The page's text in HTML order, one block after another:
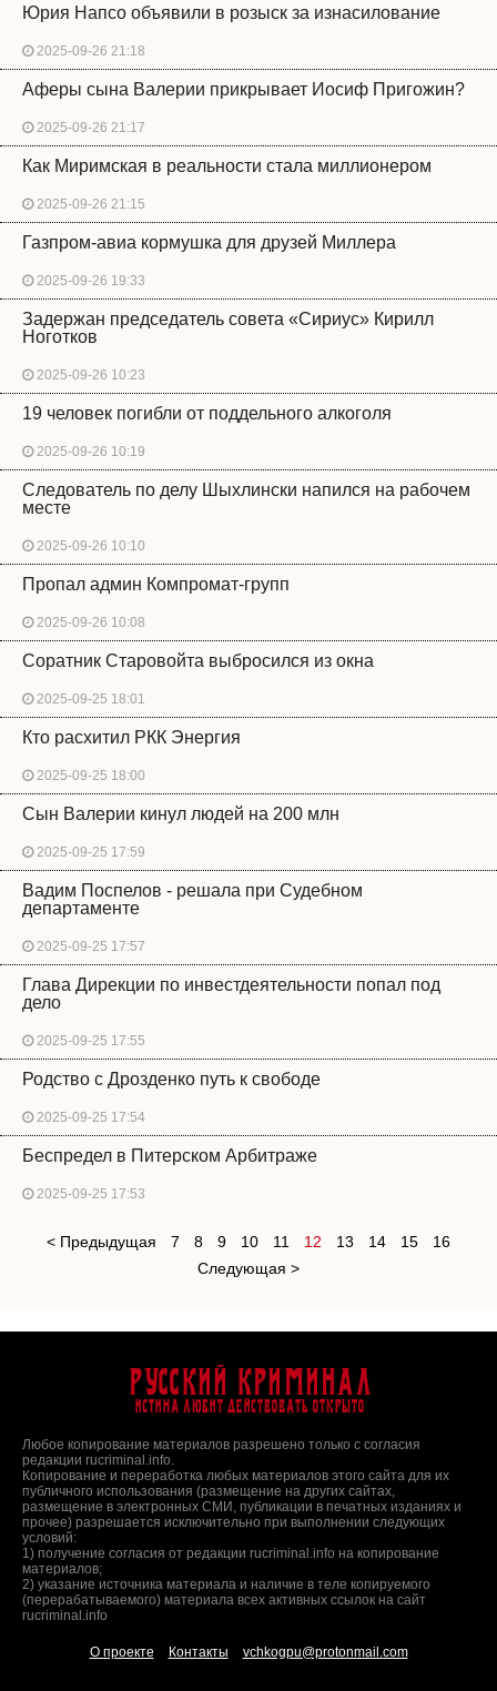
Юрия Напсо объявили в розыск за изнасилование
2025-09-26 21:18
Аферы сына Валерии прикрывает Иосиф Пригожин?
2025-09-26 21:17
Как Миримская в реальности стала миллионером
2025-09-26 21:15
Газпром-авиа кормушка для друзей Миллера
2025-09-26 19:33
Задержан председатель совета «Сириус» Кирилл
Ноготков
2025-09-26 10:23
19 человек погибли от поддельного алкоголя
2025-09-26 10:19
Следователь по делу Шыхлински напился на рабочем
месте
2025-09-26 10:10
Пропал админ Компромат-групп
2025-09-26 10:08
Соратник Старовойта выбросился из окна
2025-09-25 18:01
Кто расхитил РКК Энергия
2025-09-25 18:00
Сын Валерии кинул людей на 200 млн
2025-09-25 17:59
Вадим Поспелов - решала при Судебном
департаменте
2025-09-25 17:57
Глава Дирекции по инвестдеятельности попал под
дело
2025-09-25 17:55
Родство с Дрозденко путь к свободе
2025-09-25 17:54
Беспредел в Питерском Арбитраже
2025-09-25 17:53
< Предыдущая 7 8 9 10 11 12 13 14 15
16
Следующая >
Русский Криминал
Истина любит действовать открыто
Любое копирование материалов разрешено только с согласия
редакции rucriminal.info.
Копирование и переработка любых материалов этого сайта для их
публичного использования (размещение на других сайтах,
размещение в электронных СМИ, публикации в печатных изданиях и
прочее) разрешается исключительно при выполнении следующих
условий:
1) получение согласия от редакции rucriminal.info на копирование
материалов;
2) указание источника материала и наличие в теле копируемого
(перерабатываемого) материала всех активных ссылок на сайт
rucriminal.info
О проекте Контакты vchkogpu@protonmail.com